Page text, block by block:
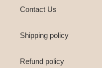
Contact Us
Shipping policy
Refund policy